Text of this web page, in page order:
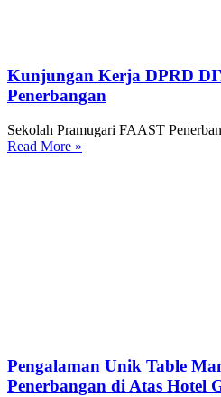
Kunjungan Kerja DPRD
Penerbangan
Sekolah Pramugari FAAST
Read More »
Pengalaman Unik Table
Penerbangan di Atas Hotel